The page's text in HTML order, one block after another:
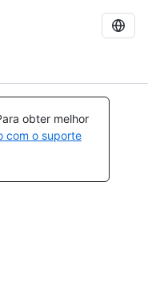
obter melhor
com o suporte